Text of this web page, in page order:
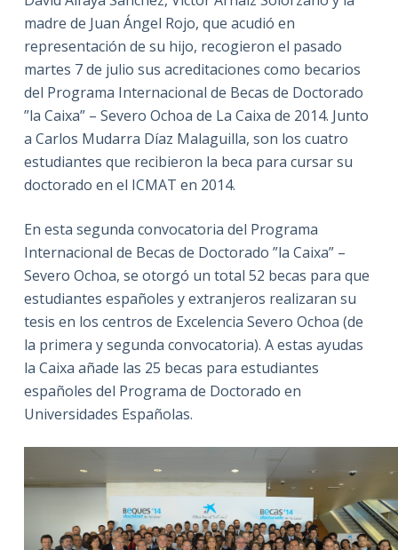
madre de Juan Ángel Rojo, que acudió en
representación de su hijo, recogieron el pasado
martes 7 de julio sus acreditaciones como becarios
del Programa Internacional de Becas de Doctorado
”la Caixa” – Severo Ochoa de La Caixa de 2014. Junto
a Carlos Mudarra Díaz Malaguilla, son los cuatro
estudiantes que recibieron la beca para cursar su
doctorado en el ICMAT en 2014.
En esta segunda convocatoria del Programa
Internacional de Becas de Doctorado ”la Caixa” –
Severo Ochoa, se otorgó un total 52 becas para que
estudiantes españoles y extranjeros realizaran su
tesis en los centros de Excelencia Severo Ochoa (de
la primera y segunda convocatoria). A estas ayudas
la Caixa añade las 25 becas para estudiantes
españoles del Programa de Doctorado en
Universidades Españolas.